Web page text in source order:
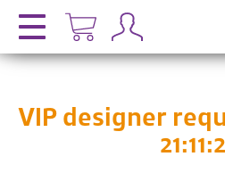
VIP designer